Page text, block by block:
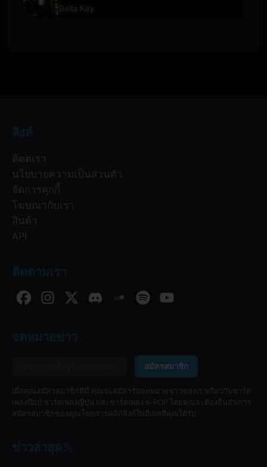
Bella Kay
ลิงค์
ติดต่เรา
นโยบายความเป็นส่วนตัว
จัดการคุกกี้
โฆษณากับเรา
สินค้า
API
ติดตามเรา
จดหมายข่าว
สมัครสมาชิก
เมื่อคุณสมัครสมาชิกที่นี่ คุณจะสมัครรับจดหมายข่าวของเราเกี่ยวกับชาร์ต
เพลงป๊อป ชาร์ตเพลงญี่ปุ่น และชาร์ตเพลง K-POP โดยคุณจะต้องยืนยันการ
สมัครสมาชิกของคุณโดยการคลิกลิงก์ในอีเมลที่คุณได้รับ
ข่าวล่าสุด